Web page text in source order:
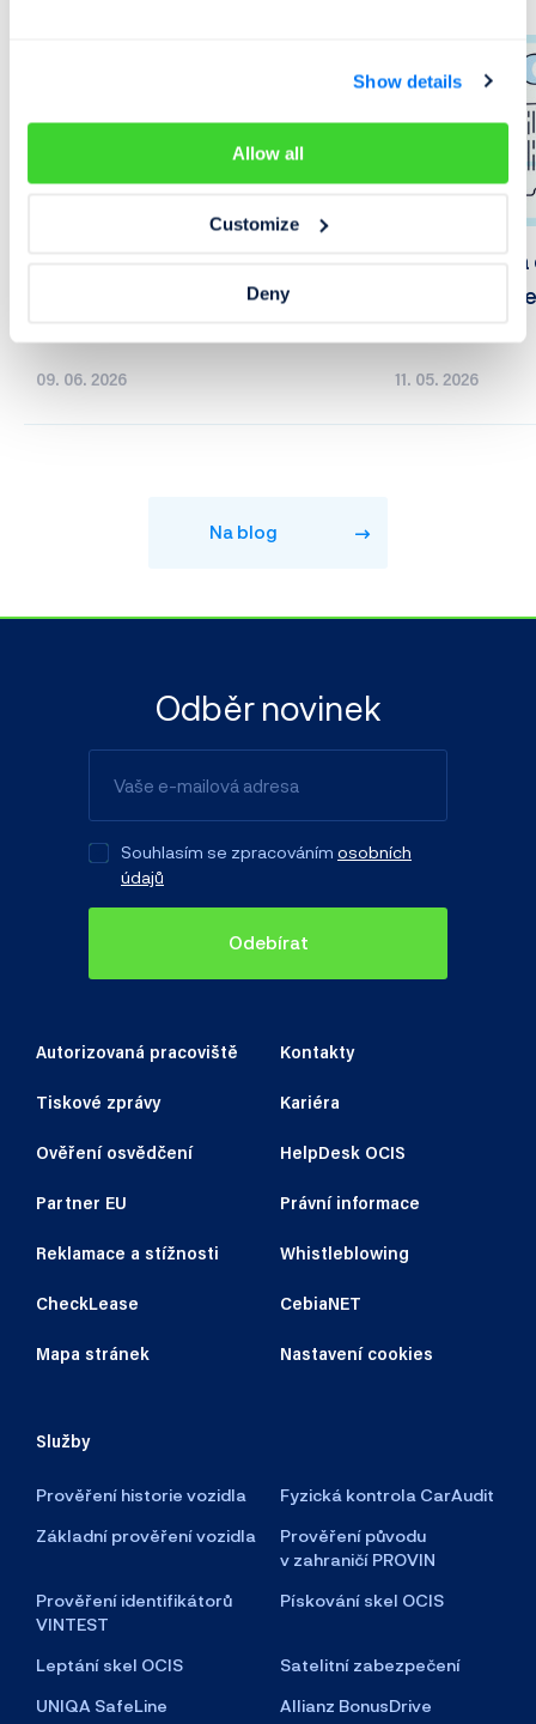
Show details
Allow all
Customize
Deny
09. 06. 2026
fungují, spolehlivost, přehled
11. 05. 2026
Odkud
Jak vznikají
Na blog
Autorizovaná pracoviště Kontakty
Tiskové zprávy Kariéra
Ověření osvědčení HelpDesk OCIS
Partner EU Právní informace
Reklamace a stížnosti Whistleblowing
CheckLease CebiaNET
Mapa stránek Nastavení cookies
Služby
Prověření historie vozidla
Fyzická kontrola CarAudit
Základní prověření vozidla
Prověření původu
v zahraničí PROVIN
Prověření identifikátorů
VINTEST
Pískování skel OCIS
Leptání skel OCIS
Satelitní zabezpečení
UNIQA SafeLine
Allianz BonusDrive
Odběr novinek
Souhlasím se zpracováním osobních
údajů
Odebírat